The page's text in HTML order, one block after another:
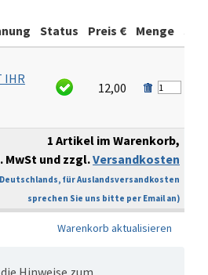
Status Preis € Menge
IHR
12,00
1 Artikel im Warenkorb,
MwSt und zzgl.Versandkosten
für Auslandsversandkosten
sprechen Sie uns bitte per Email an)